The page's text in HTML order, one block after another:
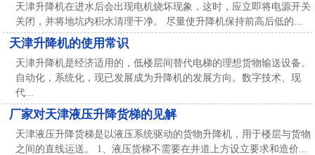
天津升降机在进水后会出现电机烧坏现象，这时，应立即将电源开关
关闭，并将地坑内积水清理干净。 尽量使升降机保持前高后低的...
天津升降机的使用常识
天津升降机是经济适用的，低楼层间替代电梯的理想货物输送设备。
自动化，系统化，现已发展成为升降机的发展方向。数字技术、现
代...
厂家对天津液压升降货梯的见解
天津液压升降货梯是以液压系统驱动的货物升降机，用于楼层与货物
之间的直线运送。 1、液压货梯不需要在井道上方设立要求和造价...